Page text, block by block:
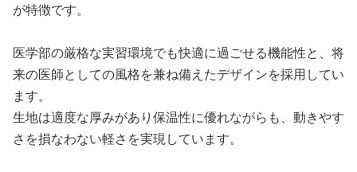
が特徴です。
医学部の厳格な実習環境でも快適に過ごせる機能性と、将
来の医師としての風格を兼ね備えたデザインを採用してい
ます。
生地は適度な厚みがあり保温性に優れながらも、動きやす
さを損なわない軽さを実現しています。